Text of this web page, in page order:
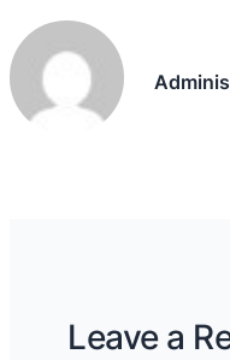
Adminis
Leave a